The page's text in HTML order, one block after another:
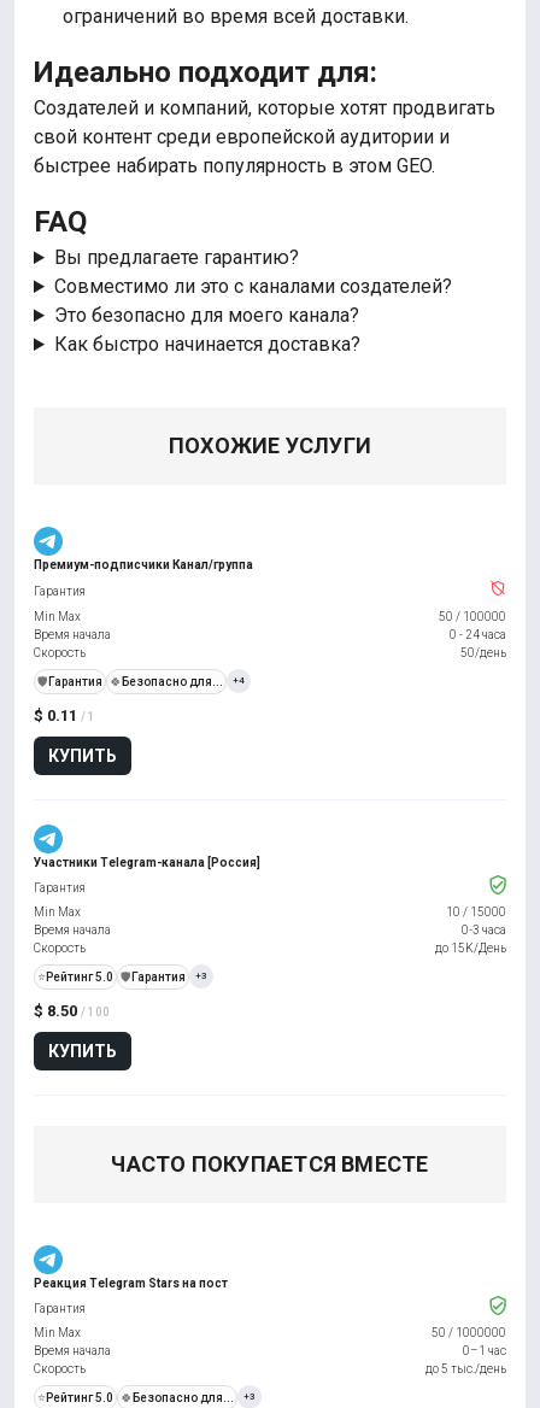
ограничений во время всей доставки.
Идеально подходит для:
Создателей и компаний, которые хотят продвигать
свой контент среди европейской аудитории и
быстрее набирать популярность в этом GEO.
FAQ
Вы предлагаете гарантию?
Совместимо ли это с каналами создателей?
Это безопасно для моего канала?
Как быстро начинается доставка?
ПОХОЖИЕ УСЛУГИ
Премиум-подписчики Канал/группа
$ 0.11 / 1
КУПИТЬ
Гарантия
Min Max
50 / 100000
Время начала
0 - 24 часа
Скорость
50/день
️🛡️ Гарантия 🍀 Безопасно для... +4
Участники Telegram-канала [Россия]
$ 8.50 / 100
КУПИТЬ
Гарантия
Min Max
10 / 15000
Время начала
0-3 часа
Скорость
до 15K/День
⭐ Рейтинг 5.0 ️🛡️ Гарантия +3
ЧАСТО ПОКУПАЕТСЯ ВМЕСТЕ
Реакция Telegram Stars на пост
Гарантия
Min Max
50 / 1000000
Время начала
0–1 час
Скорость
до 5 тыс./день
⭐ Рейтинг 5.0 🍀 Безопасно для... +3